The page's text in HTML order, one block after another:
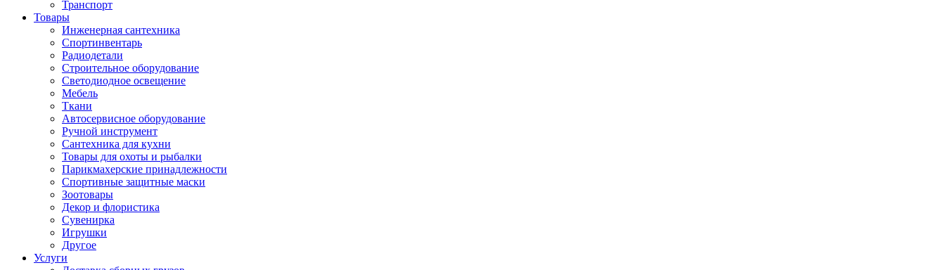
Транспорт
Товары
Инженерная сантехника
Спортинвентарь
Радиодетали
Строительное оборудование
Светодиодное освещение
Мебель
Ткани
Автосервисное оборудование
Ручной инструмент
Сантехника для кухни
Товары для охоты и рыбалки
Парикмахерские принадлежности
Спортивные защитные маски
Зоотовары
Декор и флористика
Сувенирка
Игрушки
Другое
Услуги